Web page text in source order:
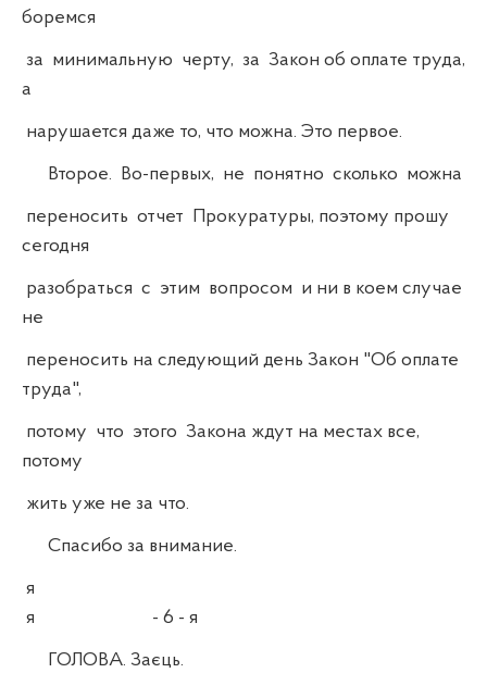
боремся
за минимальную черту, за Закон об оплате труда,
а
нарушается даже то, что можна. Это первое.
Второе. Во-первых, не понятно сколько можна
переносить отчет Прокуратуры, поэтому прошу
сегодня
разобраться с этим вопросом и ни в коем случае
не
переносить на следующий день Закон "Об оплате
труда",
потому что этого Закона ждут на местах все,
потому
жить уже не за что.
Спасибо за внимание.
я
я - 6 - я
ГОЛОВА. Заєць.